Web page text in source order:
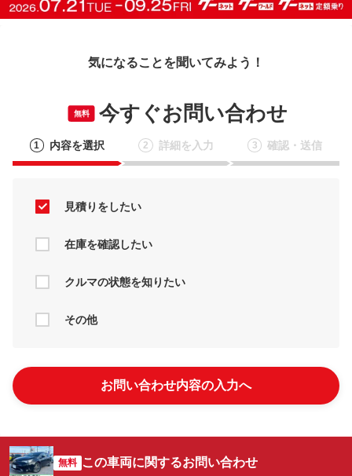
気になることを聞いてみよう！
無料 今すぐお問い合わせ
1 内容を選択 2 詳細を入力 3 確認・送信
見積りをしたい
在庫を確認したい
クルマの状態を知りたい
その他
お問い合わせ内容の入力へ
無料 この車両に関するお問い合わせ